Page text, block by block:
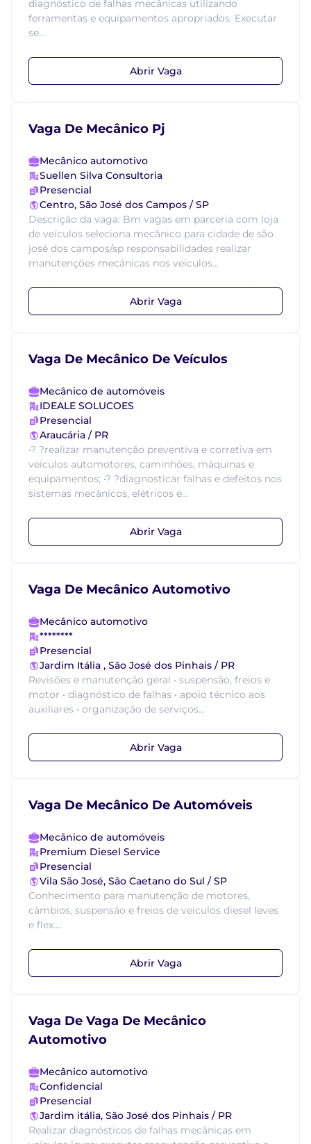
diagnóstico de falhas mecânicas utilizando
ferramentas e equipamentos apropriados. Executar
se...
Abrir Vaga
Vaga De Mecânico Pj
Mecânico automotivo
Suellen Silva Consultoria
Presencial
Centro, São José dos Campos / SP
Descrição da vaga: Bm vagas em parceria com loja
de veículos seleciona mecânico para cidade de são
josé dos campos/sp responsabilidades realizar
manutenções mecânicas nos veículos...
Abrir Vaga
Vaga De Mecânico De Veículos
Mecânico de automóveis
IDEALE SOLUCOES
Presencial
Araucária / PR
•? ?realizar manutenção preventiva e corretiva em
veículos automotores, caminhões, máquinas e
equipamentos; •? ?diagnosticar falhas e defeitos nos
sistemas mecânicos, elétricos e...
Abrir Vaga
Vaga De Mecânico Automotivo
Mecânico automotivo
********
Presencial
Jardim Itália , São José dos Pinhais / PR
Revisões e manutenção geral • suspensão, freios e
motor • diagnóstico de falhas • apoio técnico aos
auxiliares • organização de serviços...
Abrir Vaga
Vaga De Mecânico De Automóveis
Mecânico de automóveis
Premium Diesel Service
Presencial
Vila São José, São Caetano do Sul / SP
Conhecimento para manutenção de motores,
câmbios, suspensão e freios de veículos diesel leves
e flex....
Abrir Vaga
Vaga De Vaga De Mecânico
Automotivo
Mecânico automotivo
Confidencial
Presencial
Jardim itália, São José dos Pinhais / PR
Realizar diagnósticos de falhas mecânicas em